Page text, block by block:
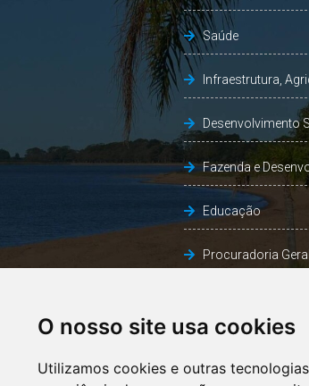
O nosso site usa cookies
Utilizamos cookies e outras
Saúde
Infraestrutura,
Desenvolvimento
Fazenda e
Educação
Procuradoria